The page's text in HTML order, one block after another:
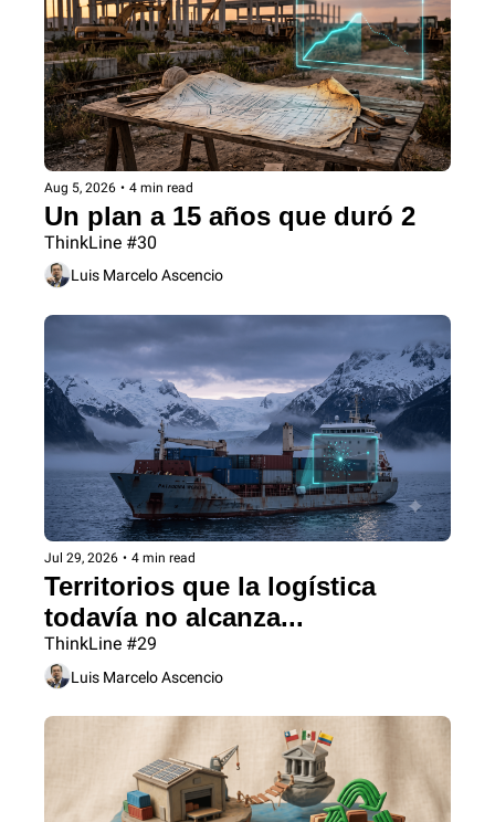
Aug 5, 2026 • 4 min read
Un plan a 15 años que duró 2
ThinkLine #30
Luis Marcelo Ascencio
Jul 29, 2026 • 4 min read
Territorios que la logística
todavía no alcanza...
ThinkLine #29
Luis Marcelo Ascencio